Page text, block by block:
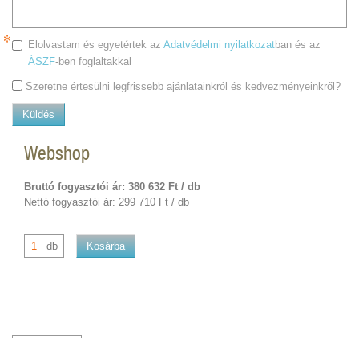
Elolvastam és egyetértek az Adatvédelmi nyilatkozatban és az
ÁSZF-ben foglaltakkal
Szeretne értesülni legfrissebb ajánlatainkról és kedvezményeinkről?
Küldés
Webshop
Bruttó fogyasztói ár: 380 632 Ft / db
Nettó fogyasztói ár: 299 710 Ft / db
db Kosárba